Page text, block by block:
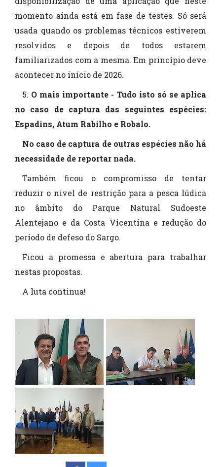
momento ainda está em fase de testes. Só será
usada quando os problemas técnicos estiverem
resolvidos e depois de todos estarem
familiarizados com a mesma. Em princípio deve
acontecer no início de 2026.
5. O mais importante - Tudo isto só se aplica
no caso de captura das seguintes espécies:
Espadins, Atum Rabilho e Robalo.
No caso de captura de outras espécies não há
necessidade de reportar nada.
Também ficou o compromisso de tentar
reduzir o nível de restrição para a pesca lúdica
no âmbito do Parque Natural Sudoeste
Alentejano e da Costa Vicentina e redução do
período de defeso do Sargo.
Ficou a promessa e abertura para trabalhar
nestas propostas.
A luta continua!